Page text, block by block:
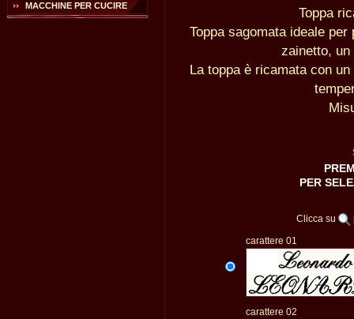
MACCHINE PER CUCIRE
Toppa
Toppa sagomata ideale
zainetto,
La toppa è ricamata con
PER
Clicca su
carattere 01
carattere 02